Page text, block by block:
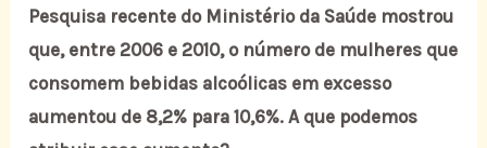
Pesquisa recente do Ministério da Saúde mostrou
que, entre 2006 e 2010, o número de mulheres que
consomem bebidas alcoólicas em excesso
aumentou de 8,2% para 10,6%. A que podemos